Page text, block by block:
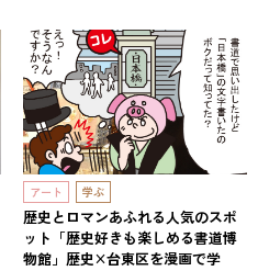
アート 学ぶ
歴史とロマンあふれる人気のスポ
ット「歴史好きも楽しめる書道博
物館」歴史×台東区を漫画で学